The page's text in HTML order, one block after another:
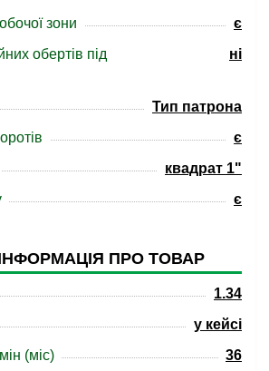
зони
є
обертів під
ні
Тип патрона
є
квадрат 1"
є
ПРО ТОВАР
1.34
у кейсі
(міс)
36